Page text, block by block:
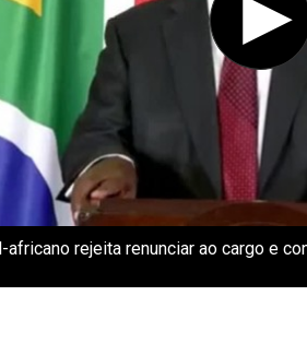
africano rejeita renunciar ao cargo e